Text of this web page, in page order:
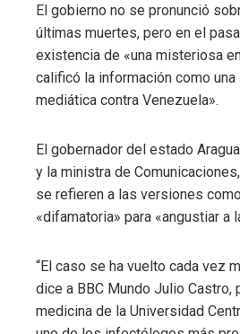
El gobierno no se pronunció
últimas muertes, pero en el
existencia de «una misteriosa
calificó la información como una
mediática contra Venezuela».
El gobernador del estado
y la ministra de
se refieren a las versiones
«difamatoria» para «angustiar a
“El caso se ha vuelto cada vez
dice a BBC Mundo Julio Castro,
medicina de la Universidad